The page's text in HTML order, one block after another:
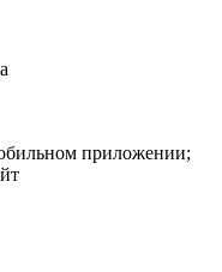
приложении;